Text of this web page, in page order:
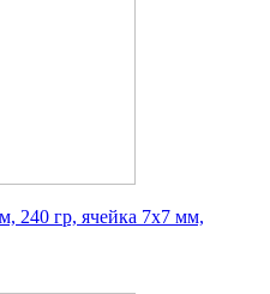
240 гр, ячейка 7х7 мм,